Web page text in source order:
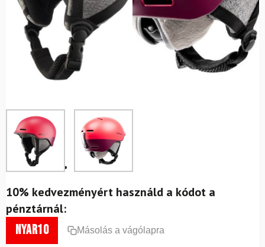
10% kedvezményért használd a kódot a
pénztárnál:
nyar10 Másolás a vágólapra